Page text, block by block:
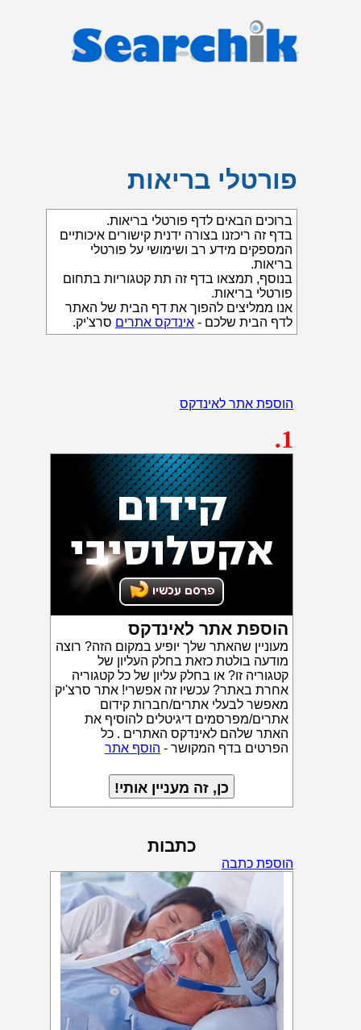
פורטלי בריאות
ברוכים הבאים לדף פורטלי בריאות.
בדף זה ריכזנו בצורה ידנית קישורים איכותיים
המספקים מידע רב ושימושי על פורטלי
בריאות.
בנוסף, תמצאו בדף זה תת קטגוריות בתחום
פורטלי בריאות.
אנו ממליצים להפוך את דף הבית של האתר
לדף הבית שלכם - אינדקס אתרים סרצ'יק.
הוספת אתר לאינדקס
.1
הוספת אתר לאינדקס
מעוניין שהאתר שלך יופיע במקום הזה? רוצה
מודעה בולטת כזאת בחלק העליון של
קטגוריה זו? או בחלק עליון של כל קטגוריה
אחרת באתר? עכשיו זה אפשרי! אתר סרצ'יק
מאפשר לבעלי אתרים/חברות קידום
אתרים/מפרסמים דיגיטלים להוסיף את
האתר שלהם לאינדקס האתרים . כל
הפרטים בדף המקושר - הוסף אתר
כתבות
הוספת כתבה